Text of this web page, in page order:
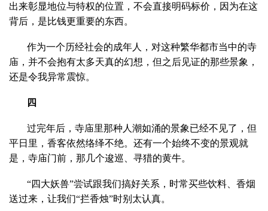
出来彰显地位与特权的位置，不会直接明码标价，因为在这
背后，是比钱更重要的东西。
作为一个历经社会的成年人，对这种繁华都市当中的寺
庙，并不会抱有太多天真的幻想，但之后见证的那些景象，
还是令我异常震惊。
四
过完年后，寺庙里那种人潮如涌的景象已经不见了，但
平日里，香客依然络绎不绝。还有一个始终不变的景观就
是，寺庙门前，那几个逡巡、寻猎的黄牛。
“四大妖兽”尝试跟我们搞好关系，时常买些饮料、香烟
送过来，让我们“拦香烛”时别太认真。